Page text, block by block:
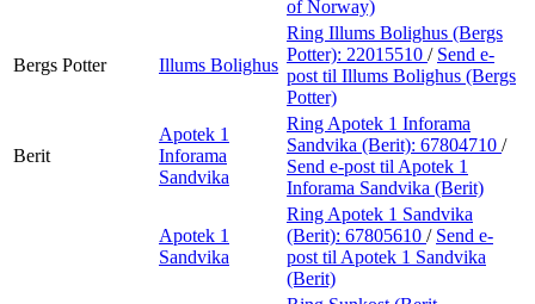
of Norway)
Bergs Potter Illums Bolighus
Ring Illums Bolighus (Bergs
Potter): 22015510 / Send e-
post til Illums Bolighus (Bergs
Potter)
Berit
Apotek 1
Inforama
Sandvika
Ring Apotek 1 Inforama
Sandvika (Berit): 67804710 /
Send e-post til Apotek 1
Inforama Sandvika (Berit)
Apotek 1
Sandvika
Ring Apotek 1 Sandvika
(Berit): 67805610 / Send e-
post til Apotek 1 Sandvika
(Berit)